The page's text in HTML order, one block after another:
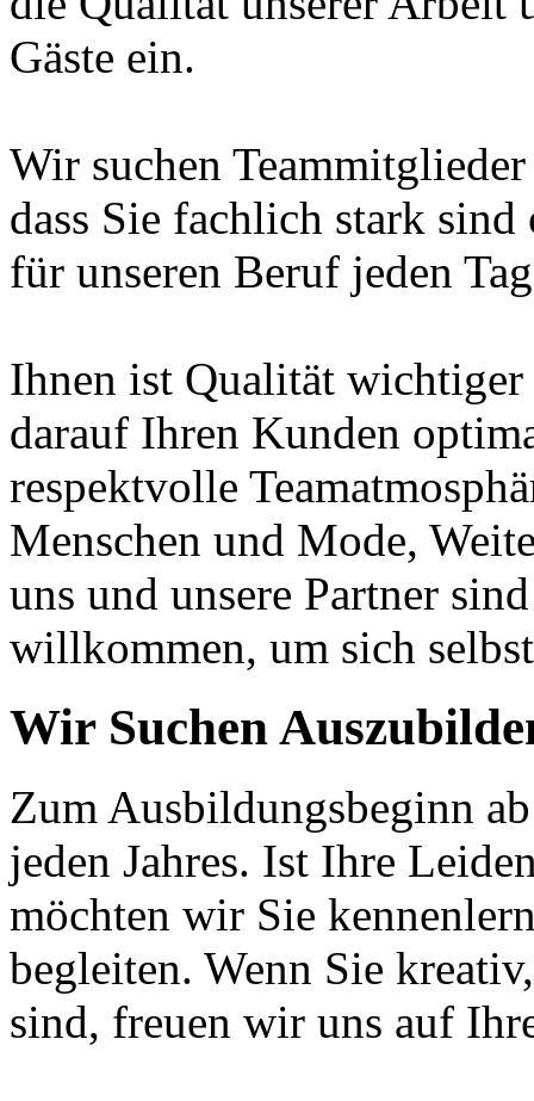
Gäste ein.
Wir suchen
dass Sie fachlich stark
für unseren Beruf jeden
Ihnen ist Qualität
darauf Ihren Kunden
respektvolle
Menschen und Mode,
uns und unsere Partner
willkommen, um sich
Wir Suchen
Zum Ausbildungsbeginn
jeden Jahres. Ist Ihre
möchten wir Sie
begleiten. Wenn Sie
sind, freuen wir uns auf